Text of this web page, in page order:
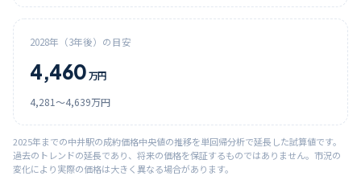
2028年（3年後）の目安
4,460 万円
4,281〜4,639万円
2025年までの中井駅の成約価格中央値の推移を単回帰分析で延長した試算値です。
過去のトレンドの延長であり、将来の価格を保証するものではありません。市況の
変化により実際の価格は大きく異なる場合があります。